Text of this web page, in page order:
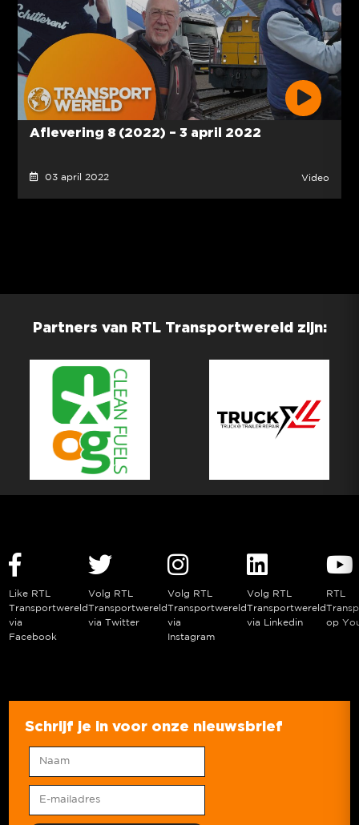
Aflevering 8 (2022) – 3 april 2022
03 april 2022 Video
Partners van RTL Transportwereld zijn:
Like RTL
Transportwereld
via
Facebook
Volg RTL
Transportwereld
via Twitter
Volg RTL
Transportwereld
via
Instagram
Volg RTL
Transportwereld
via Linkedin
RTL
op
Schrijf je in voor onze nieuwsbrief